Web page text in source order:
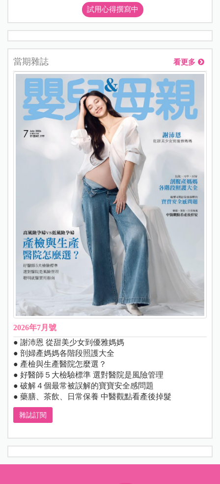
試用心得撰寫中
當期雜誌 看更多
2026年7月號
● 謝沛恩 從甜美少女到優雅媽媽
● 剖婦產媽媽各階段照護大全
● 產檢與生產醫院怎麼選？
● 好醫師５大檢驗標準 選對醫院是風險管理
● 破解４個最常被誤解的寶寶安全感問題
● 藥膳、茶飲、日常保養 中醫觀點看產後掉髮
雜誌訂閱